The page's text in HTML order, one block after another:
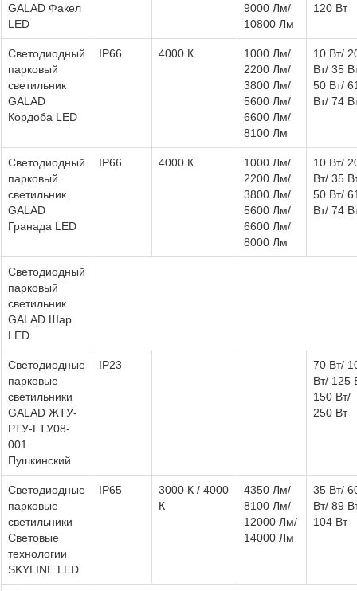
GALAD Факел
LED
9000 Лм/
10800 Лм
120 Вт
Светодиодный
парковый
светильник
GALAD
Кордоба LED
IP66 4000 К
1000 Лм/
2200 Лм/
3800 Лм/
5600 Лм/
6600 Лм/
8100 Лм
10 Вт/
Вт/ 35
50 Вт/
Вт/ 74
Светодиодный
парковый
светильник
GALAD
Гранада LED
IP66 4000 К
1000 Лм/
2200 Лм/
3800 Лм/
5600 Лм/
6600 Лм/
8000 Лм
10 Вт/
Вт/ 35
50 Вт/
Вт/ 74
Светодиодный
парковый
светильник
GALAD Шар
LED
Светодиодные
парковые
светильники
GALAD ЖТУ-
РТУ-ГТУ08-
001
Пушкинский
IP23
70 Вт/
Вт/ 125
150 Вт/
250 Вт
Светодиодные
парковые
светильники
Световые
технологии
SKYLINE LED
IP65
3000 К / 4000
К
4350 Лм/
8100 Лм/
12000 Лм/
14000 Лм
35 Вт/
Вт/ 89
104 Вт